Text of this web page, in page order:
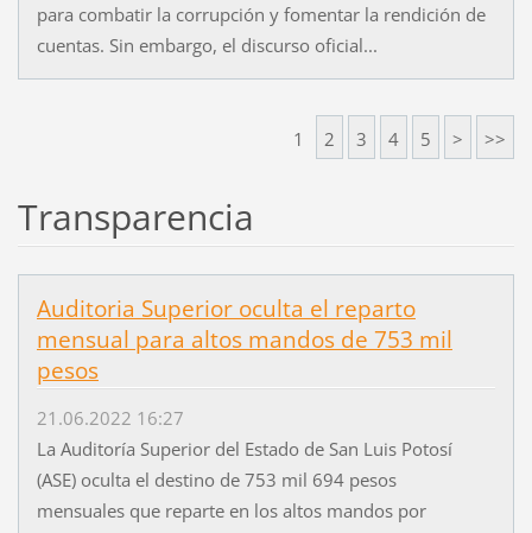
para combatir la corrupción y fomentar la rendición de
cuentas. Sin embargo, el discurso oficial...
1 2 3 4 5 > >>
Transparencia
Auditoria Superior oculta el reparto
mensual para altos mandos de 753 mil
pesos
21.06.2022 16:27
La Auditoría Superior del Estado de San Luis Potosí
(ASE) oculta el destino de 753 mil 694 pesos
mensuales que reparte en los altos mandos por